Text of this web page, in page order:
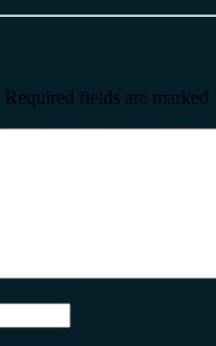
Required fields are marked